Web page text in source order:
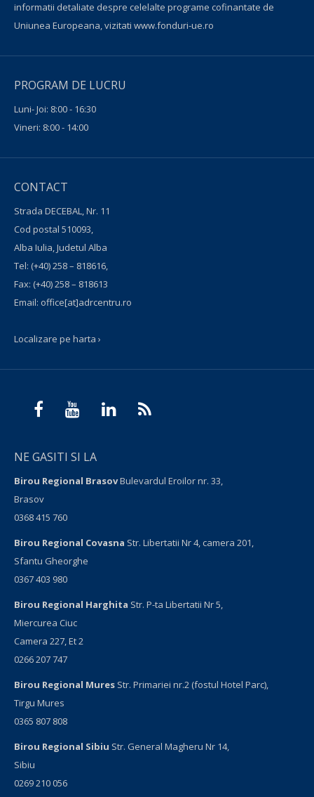
informatii detaliate despre celelalte programe cofinantate de
Uniunea Europeana, vizitati www.fonduri-ue.ro
PROGRAM DE LUCRU
Luni- Joi: 8:00 - 16:30
Vineri: 8:00 - 14:00
CONTACT
Strada DECEBAL, Nr. 11
Cod postal 510093,
Alba Iulia, Judetul Alba
Tel: (+40) 258 – 818616,
Fax: (+40) 258 – 818613
Email: office[at]adrcentru.ro
Localizare pe harta ›
NE GASITI SI LA
Birou Regional BrasovBulevardul Eroilor nr. 33,
Brasov
0368 415 760
Birou Regional Covasna Str. Libertatii Nr 4, camera 201,
Sfantu Gheorghe
0367 403 980
Birou Regional Harghita Str. P-ta Libertatii Nr 5,
Miercurea Ciuc
Camera 227, Et 2
0266 207 747
Birou Regional Mures Str. Primariei nr.2 (fostul Hotel Parc),
Tirgu Mures
0365 807 808
Birou Regional Sibiu Str. General Magheru Nr 14,
Sibiu
0269 210 056